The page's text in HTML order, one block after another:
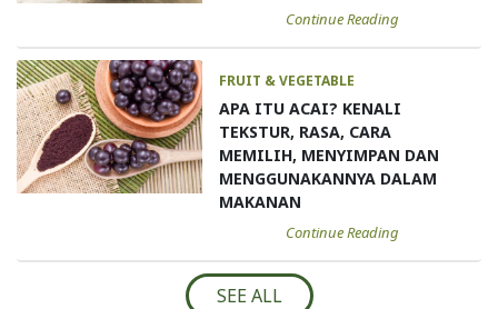
Continue Reading
FRUIT & VEGETABLE
APA ITU ACAI? KENALI
TEKSTUR, RASA, CARA
MEMILIH, MENYIMPAN DAN
MENGGUNAKANNYA DALAM
MAKANAN
Continue Reading
SEE ALL